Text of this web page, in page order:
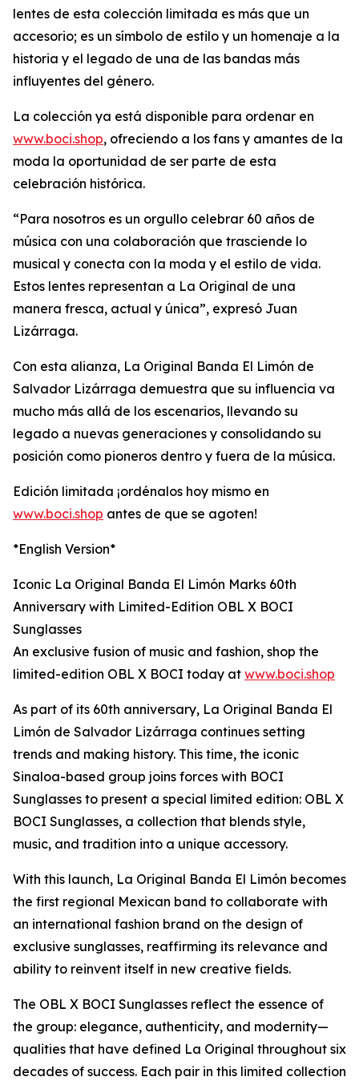
lentes de esta colección limitada es más que un
accesorio; es un símbolo de estilo y un homenaje a la
historia y el legado de una de las bandas más
influyentes del género.
La colección ya está disponible para ordenar en
www.boci.shop, ofreciendo a los fans y amantes de la
moda la oportunidad de ser parte de esta
celebración histórica.
“Para nosotros es un orgullo celebrar 60 años de
música con una colaboración que trasciende lo
musical y conecta con la moda y el estilo de vida.
Estos lentes representan a La Original de una
manera fresca, actual y única”, expresó Juan
Lizárraga.
Con esta alianza, La Original Banda El Limón de
Salvador Lizárraga demuestra que su influencia va
mucho más allá de los escenarios, llevando su
legado a nuevas generaciones y consolidando su
posición como pioneros dentro y fuera de la música.
Edición limitada ¡ordénalos hoy mismo en
www.boci.shop antes de que se agoten!
*English Version*
Iconic La Original Banda El Limón Marks 60th
Anniversary with Limited-Edition OBL X BOCI
Sunglasses
An exclusive fusion of music and fashion, shop the
limited-edition OBL X BOCI today at www.boci.shop
As part of its 60th anniversary, La Original Banda El
Limón de Salvador Lizárraga continues setting
trends and making history. This time, the iconic
Sinaloa-based group joins forces with BOCI
Sunglasses to present a special limited edition: OBL X
BOCI Sunglasses, a collection that blends style,
music, and tradition into a unique accessory.
With this launch, La Original Banda El Limón becomes
the first regional Mexican band to collaborate with
an international fashion brand on the design of
exclusive sunglasses, reaffirming its relevance and
ability to reinvent itself in new creative fields.
The OBL X BOCI Sunglasses reflect the essence of
the group: elegance, authenticity, and modernity—
qualities that have defined La Original throughout six
decades of success. Each pair in this limited collection